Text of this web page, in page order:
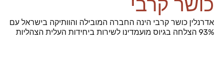
אדרנלין כושר קרבי הינה החברה המובילה והוותיקה בישראל עם
93% הצלחה בגיוס מועמדינו לשירות ביחידות העלית הצהליות